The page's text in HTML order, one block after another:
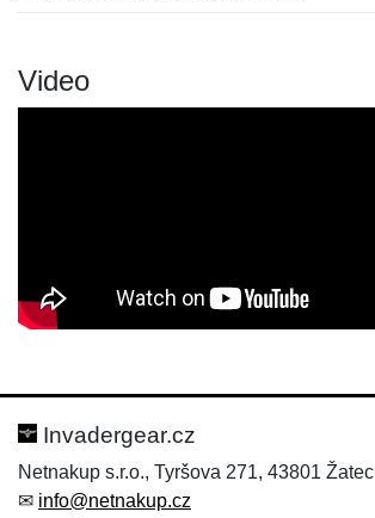
Video
Hodnocení:
Jméno:
Invadergear.cz
Netnakup s.r.o., Tyršova 271, 43801 Žatec
✉ info@netnakup.cz